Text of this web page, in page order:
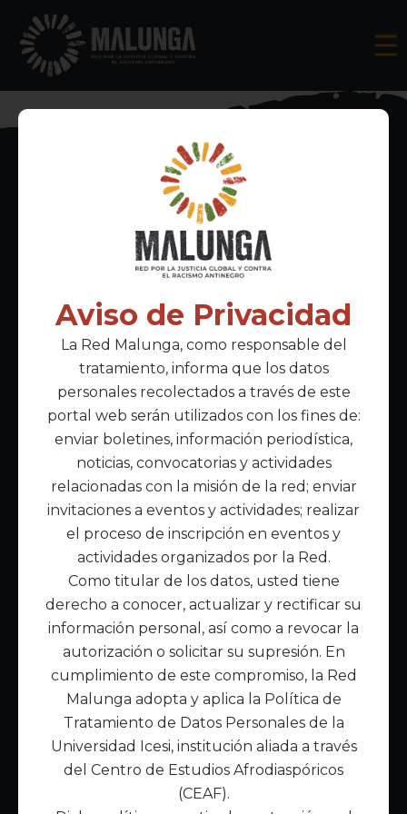
Inscríbete al boletín informativo
Acepto lapolítica de privacidad
Enlaces Principales
Inicio
Acerca de Malunga
Nuestra misión
Quiénes somos
Enlaces de interés
Publicaciones
Noticias
Contáctanos
Política de Tratamiento de Datos
Aviso de Privacidad
La Red Malunga, como responsable del
tratamiento, informa que los datos
personales recolectados a través de este
portal web serán utilizados con los fines de:
enviar boletines, información periodística,
noticias, convocatorias y actividades
relacionadas con la misión de la red; enviar
invitaciones a eventos y actividades; realizar
el proceso de inscripción en eventos y
actividades organizados por la Red.
Como titular de los datos, usted tiene
derecho a conocer, actualizar y rectificar su
información personal, así como a revocar la
autorización o solicitar su supresión. En
cumplimiento de este compromiso, la Red
Malunga adopta y aplica la Política de
Tratamiento de Datos Personales de la
Universidad Icesi, institución aliada a través
del Centro de Estudios Afrodiaspóricos
(CEAF).